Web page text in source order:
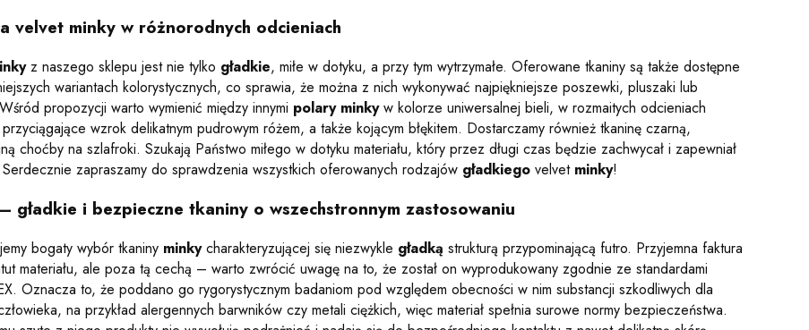
velvet minky w różnorodnych odcieniach
z naszego sklepu jest nie tylko gładkie, miłe w dotyku, a przy tym wytrzymałe. Oferowane tkaniny są także dostępne
wariantach kolorystycznych, co sprawia, że można z nich wykonywać najpiękniejsze poszewki, pluszaki lub
propozycji warto wymienić między innymi polary minkyw kolorze uniwersalnej bieli, w rozmaitych odcieniach
wzrok delikatnym pudrowym różem, a także kojącym błękitem. Dostarczamy również tkaninę czarną,
choćby na szlafroki. Szukają Państwo miłego w dotyku materiału, który przez długi czas będzie zachwycał i zapewniał
zapraszamy do sprawdzenia wszystkich oferowanych rodzajów gładkiego velvet minky!
gładkie i bezpieczne tkaniny o wszechstronnym zastosowaniu
bogaty wybór tkaniny minkycharakteryzującej się niezwykle gładką strukturą przypominającą futro. Przyjemna faktura
materiału, ale poza tą cechą – warto zwrócić uwagę na to, że został on wyprodukowany zgodnie ze standardami
Oznacza to, że poddano go rygorystycznym badaniom pod względem obecności w nim substancji szkodliwych dla
na przykład alergennych barwników czy metali ciężkich, więc materiał spełnia surowe normy bezpieczeństwa.